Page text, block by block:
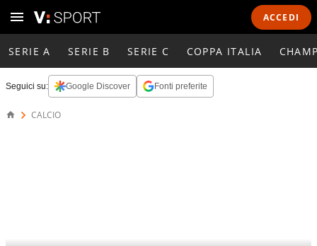
ACCEDI
SERIE A SERIE B SERIE C COPPA ITALIA
Seguici su: Google Discover Fonti preferite
CALCIO